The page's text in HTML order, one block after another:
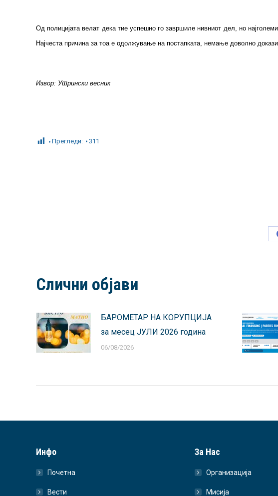
Од полицијата велат дека тие успешно го завршиле нивниот дел, но
Најчеста причина за тоа е одолжување на постапката, немање доволно
Извор: Утрински весник
Прегледи: 311
Слични објави
БАРОМЕТАР НА КОРУПЦИЈА
за месец ЈУЛИ 2026 година
06/08/2026
Инфо
Почетна
Вести
За Нас
Организација
Мисија